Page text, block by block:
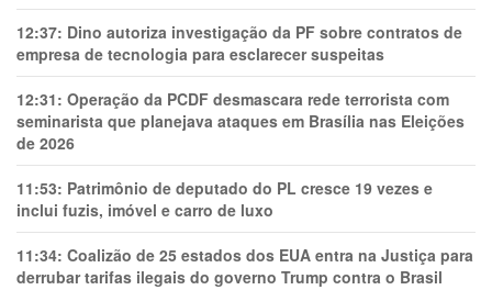
12:37: Dino autoriza investigação da PF sobre contratos de
empresa de tecnologia para esclarecer suspeitas
12:31: Operação da PCDF desmascara rede terrorista com
seminarista que planejava ataques em Brasília nas Eleições
de 2026
11:53: Patrimônio de deputado do PL cresce 19 vezes e
inclui fuzis, imóvel e carro de luxo
11:34: Coalizão de 25 estados dos EUA entra na Justiça para
derrubar tarifas ilegais do governo Trump contra o Brasil